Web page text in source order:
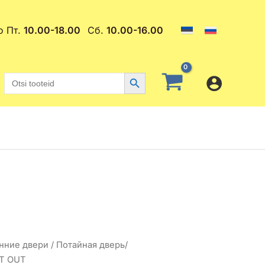
Пт. 10.00-18.00 Сб. 10.00-16.00
Search
for:
Search Button
двери / Потайная дверь/
OUT